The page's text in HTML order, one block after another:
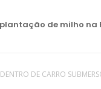
de milho na PR-160
DE CARRO